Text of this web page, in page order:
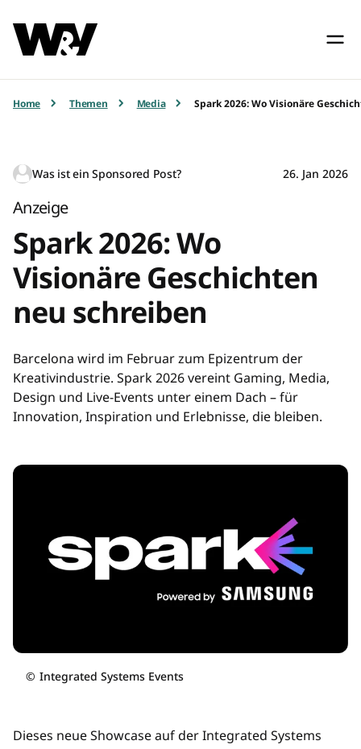
Home Themen Media Spark 2026: Wo Visionäre
Was ist ein Sponsored Post? 26. Jan 2026
Anzeige
Spark 2026: Wo
Visionäre Geschichten
neu schreiben
Barcelona wird im Februar zum Epizentrum der
Kreativindustrie. Spark 2026 vereint Gaming, Media,
Design und Live-Events unter einem Dach – für
Innovation, Inspiration und Erlebnisse, die bleiben.
© Integrated Systems Events
Dieses neue Showcase auf der Integrated Systems